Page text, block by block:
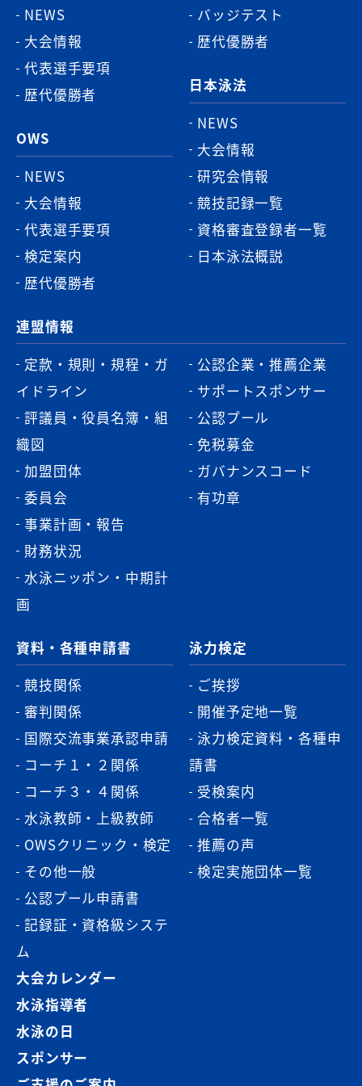
NEWS
大会情報
代表選手要項
歴代優勝者
OWS
NEWS
大会情報
代表選手要項
検定案内
歴代優勝者
バッジテスト
歴代優勝者
日本泳法
NEWS
大会情報
研究会情報
競技記録一覧
資格審査登録者一覧
日本泳法概説
連盟情報
定款・規則・規程・ガ
イドライン
評議員・役員名簿・組
織図
加盟団体
委員会
事業計画・報告
財務状況
水泳ニッポン・中期計
画
公認企業・推薦企業
サポートスポンサー
公認プール
免税募金
ガバナンスコード
有功章
資料・各種申請書
競技関係
審判関係
国際交流事業承認申請
コーチ１・２関係
コーチ３・４関係
水泳教師・上級教師
OWSクリニック・検定
その他一般
公認プール申請書
記録証・資格級システ
ム
泳力検定
ご挨拶
開催予定地一覧
泳力検定資料・各種申
請書
受検案内
合格者一覧
推薦の声
検定実施団体一覧
大会カレンダー
水泳指導者
水泳の日
スポンサー